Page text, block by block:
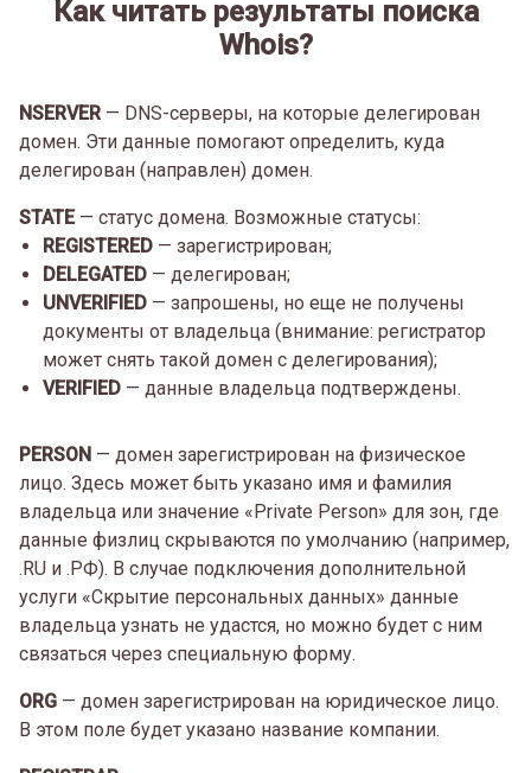
Как читать результаты поиска
Whois?
NSERVER — DNS-серверы, на которые делегирован
домен. Эти данные помогают определить, куда
делегирован (направлен) домен.
STATE— статус домена. Возможные статусы:
REGISTERED — зарегистрирован;
DELEGATED — делегирован;
UNVERIFIED — запрошены, но еще не получены
документы от владельца (внимание: регистратор
может снять такой домен с делегирования);
VERIFIED — данные владельца подтверждены.
PERSON — домен зарегистрирован на физическое
лицо. Здесь может быть указано имя и фамилия
владельца или значение «Private Person» для зон, где
данные физлиц скрываются по умолчанию (например,
.RU и .РФ). В случае подключения дополнительной
услуги «Скрытие персональных данных» данные
владельца узнать не удастся, но можно будет с ним
связаться через специальную форму.
ORG — домен зарегистрирован на юридическое лицо.
В этом поле будет указано название компании.